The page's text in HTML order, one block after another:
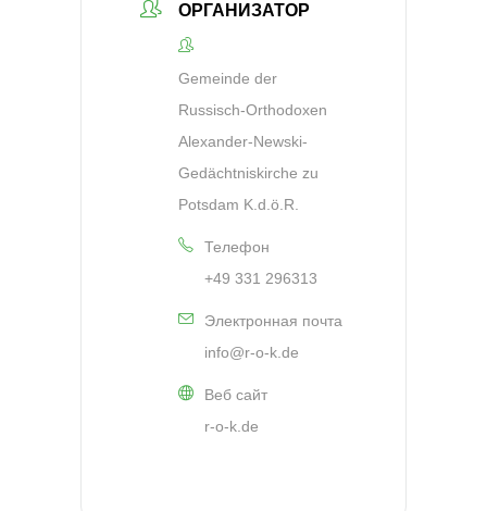
ОРГАНИЗАТОР
Gemeinde der
Russisch-Orthodoxen
Alexander-Newski-
Gedächtniskirche zu
Potsdam K.d.ö.R.
Телефон
+49 331 296313
Электронная почта
info@r-o-k.de
Веб сайт
r-o-k.de